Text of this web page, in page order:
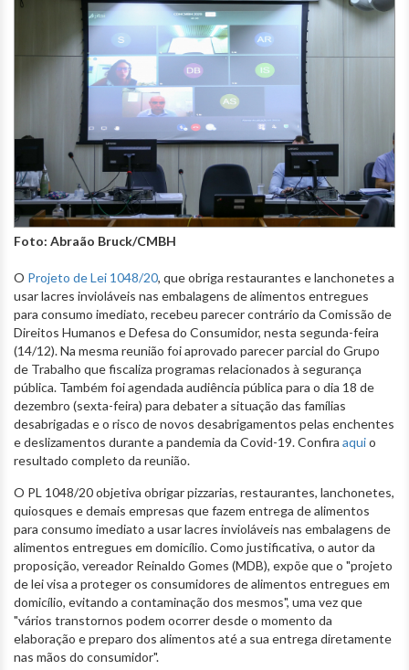
Foto: Abraão Bruck/CMBH
O Projeto de Lei 1048/20, que obriga restaurantes e lanchonetes a
usar lacres invioláveis nas embalagens de alimentos entregues
para consumo imediato, recebeu parecer contrário da Comissão de
Direitos Humanos e Defesa do Consumidor, nesta segunda-feira
(14/12). Na mesma reunião foi aprovado parecer parcial do Grupo
de Trabalho que fiscaliza programas relacionados à segurança
pública. Também foi agendada audiência pública para o dia 18 de
dezembro (sexta-feira) para debater a situação das famílias
desabrigadas e o risco de novos desabrigamentos pelas enchentes
e deslizamentos durante a pandemia da Covid-19. Confira aquio
resultado completo da reunião.
O PL 1048/20 objetiva obrigar pizzarias, restaurantes, lanchonetes,
quiosques e demais empresas que fazem entrega de alimentos
para consumo imediato a usar lacres invioláveis nas embalagens de
alimentos entregues em domicílio. Como justificativa, o autor da
proposição, vereador Reinaldo Gomes (MDB), expõe que o "projeto
de lei visa a proteger os consumidores de alimentos entregues em
domicílio, evitando a contaminação dos mesmos", uma vez que
"vários transtornos podem ocorrer desde o momento da
elaboração e preparo dos alimentos até a sua entrega diretamente
nas mãos do consumidor".